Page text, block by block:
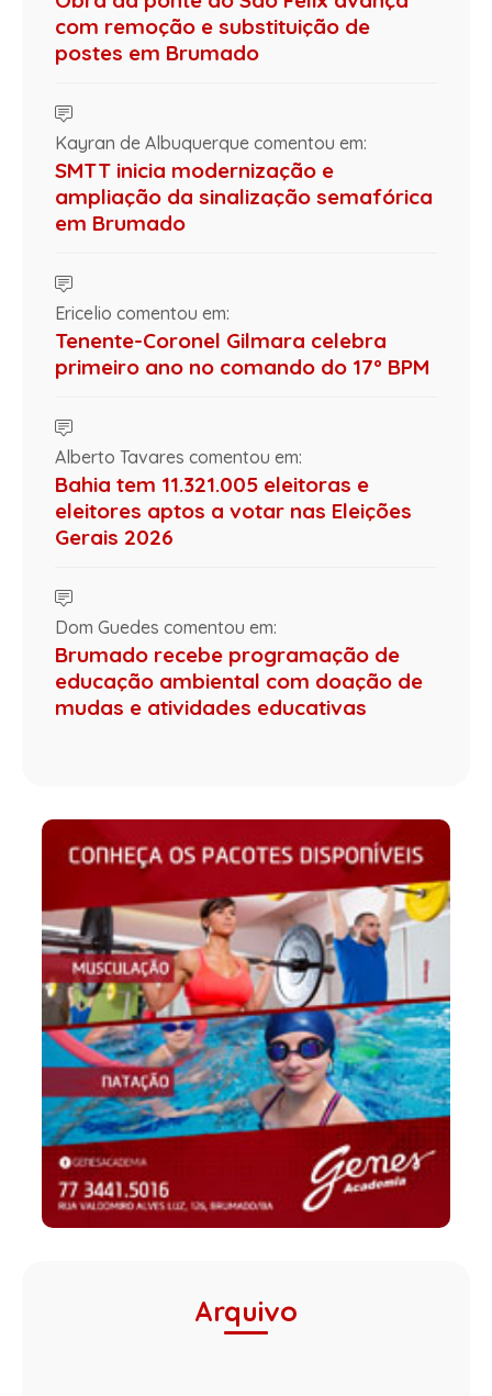
com remoção e substituição de
postes em Brumado
Kayran de Albuquerque comentou em:
SMTT inicia modernização e
ampliação da sinalização semafórica
em Brumado
Ericelio comentou em:
Tenente-Coronel Gilmara celebra
primeiro ano no comando do 17º BPM
Alberto Tavares comentou em:
Bahia tem 11.321.005 eleitoras e
eleitores aptos a votar nas Eleições
Gerais 2026
Dom Guedes comentou em:
Brumado recebe programação de
educação ambiental com doação de
mudas e atividades educativas
Arquivo